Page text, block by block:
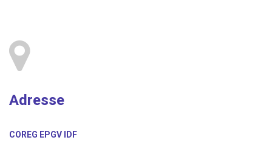
Adresse
COREG EPGV IDF